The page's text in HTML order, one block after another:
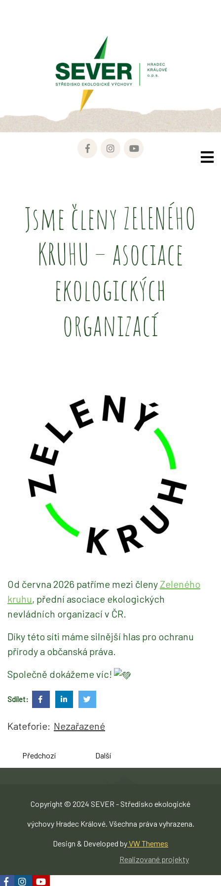
Jsme členy ZELENÉHO
KRUHU – asociace
ekologických
organizací
Od června 2026 patříme mezi členy Zeleného
kruhu, přední asociace ekologických
nevládních organizací v ČR.
Díky této síti máme silnější hlas pro ochranu
přírody a občanská práva.
Společně dokážeme víc!
Sdílet:
Kateforie: Nezařazené
Předchozí Další
Copyright © 2024 SEVER - Středisko ekologické
výchovy Hradec Králové. Všechna práva vyhrazena.
Design & Developed byVW Themes
Realizované projekty